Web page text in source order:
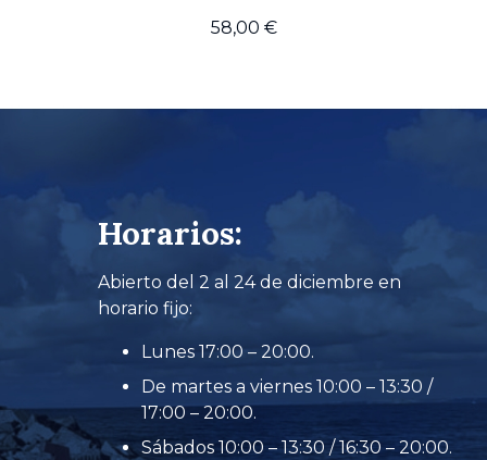
58,00 €
Horarios:
Abierto del 2 al 24 de diciembre en
horario fijo:
Lunes 17:00 – 20:00.
De martes a viernes 10:00 – 13:30 /
17:00 – 20:00.
Sábados 10:00 – 13:30 / 16:30 – 20:00.